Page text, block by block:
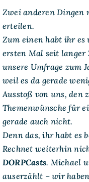
Zwei anderen Dingen
erteilen.
Zum einen habt ihr es
ersten Mal seit langer
unsere Umfrage zum
weil es da gerade
Ausstoß von uns, den
Themenwünsche für
gerade auch nicht.
Denn das, ihr habt es
Rechnet weiterhin
DORPCasts. Michael
auserzählt – wir